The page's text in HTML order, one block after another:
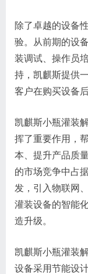
除了卓越的设备
验。从前期的设
装调试、操作员
持，凯麒斯提供
客户在购买设备
凯麒斯小瓶灌装
挥了重要作用，
本、提升产品质
的市场竞争中占
发，引入物联网
灌装设备的智能
造升级。
凯麒斯小瓶灌装
设备采用节能设